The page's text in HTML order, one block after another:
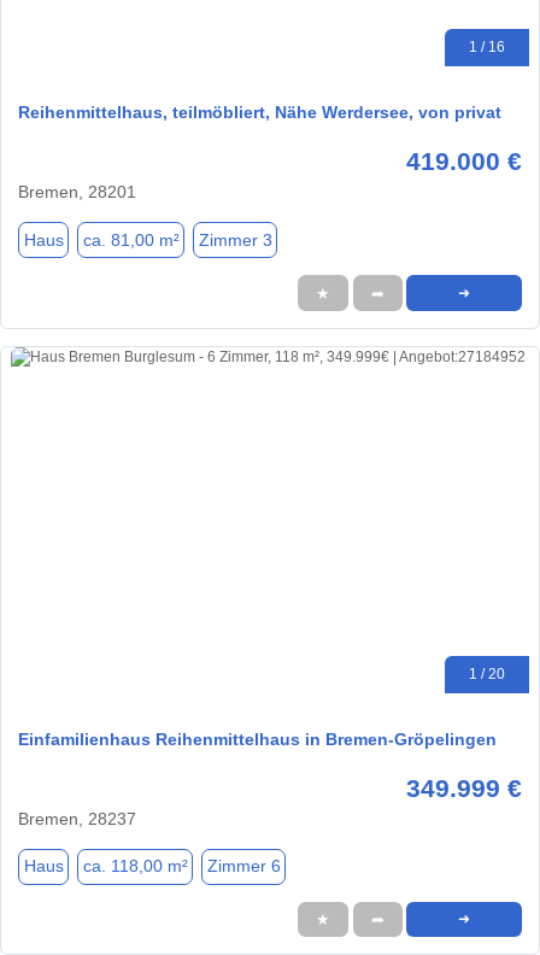
1 / 16
Reihenmittelhaus, teilmöbliert, Nähe Werdersee, von privat
419.000 €
Bremen, 28201
Haus ca. 81,00 m² Zimmer 3
★ ➦ ➜
1 / 20
Einfamilienhaus Reihenmittelhaus in Bremen-Gröpelingen
349.999 €
Bremen, 28237
Haus ca. 118,00 m² Zimmer 6
★ ➦ ➜